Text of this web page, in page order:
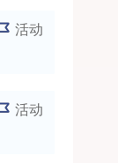
活动
活动